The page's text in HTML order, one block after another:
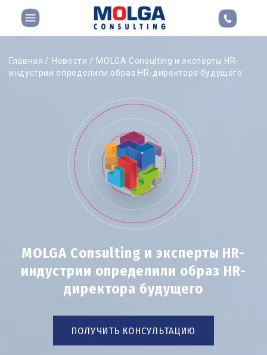
Главная Новости
MOLGA Consulting и эксперты HR-
индустрии определили образ HR-директора будущего
MOLGA Consulting и эксперты HR-
индустрии определили образ HR-
директора будущего
ПОЛУЧИТЬ КОНСУЛЬТАЦИЮ